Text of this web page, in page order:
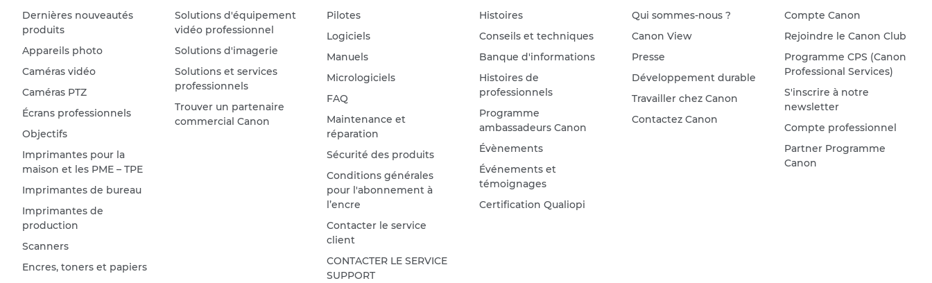
Dernières nouveautés
produits
Appareils photo
Caméras vidéo
Caméras PTZ
Écrans professionnels
Objectifs
Imprimantes pour la
maison et les PME – TPE
Imprimantes de bureau
Imprimantes de
production
Scanners
Encres, toners et papiers
Solutions d'équipement
vidéo professionnel
Solutions d'imagerie
Solutions et services
professionnels
Trouver un partenaire
commercial Canon
Pilotes
Logiciels
Manuels
Micrologiciels
FAQ
Maintenance et
réparation
Sécurité des produits
Conditions générales
pour l'abonnement à
l’encre
Contacter le service
client
CONTACTER LE SERVICE
SUPPORT
Histoires
Conseils et techniques
Banque d'informations
Histoires de
professionnels
Programme
ambassadeurs Canon
Évènements
Événements et
témoignages
Certification Qualiopi
Qui sommes-nous ?
Canon View
Presse
Développement durable
Travailler chez Canon
Contactez Canon
Compte Canon
Rejoindre le Canon Club
Programme CPS (Canon
Professional Services)
S'inscrire à notre
newsletter
Compte professionnel
Partner Programme
Canon